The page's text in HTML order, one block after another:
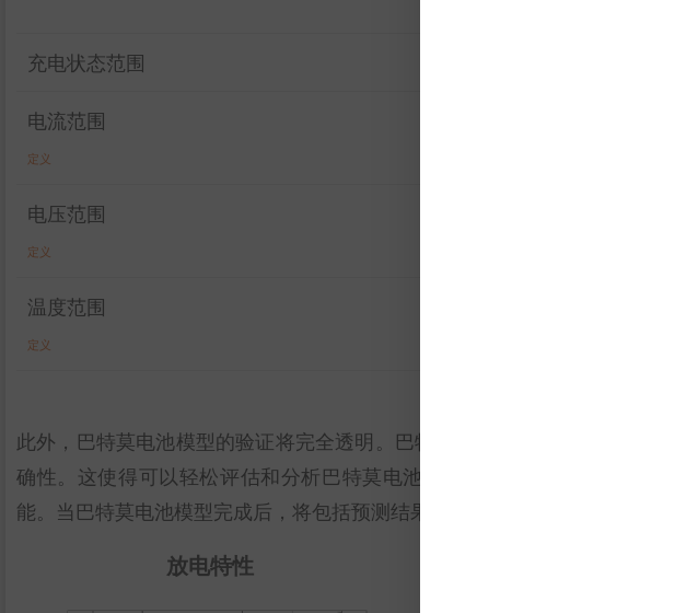
充电状态范围
电流范围
定义
电压范围
定义
温度范围
定义
此外，巴特莫电池模型的验证将完全透明。巴特莫电池数据包含原始测量数
确性。这使得可以轻松评估和分析巴特莫电池模型的有效性。图表显示了电
能。当巴特莫电池模型完成后，将包括预测结果。
放电特性